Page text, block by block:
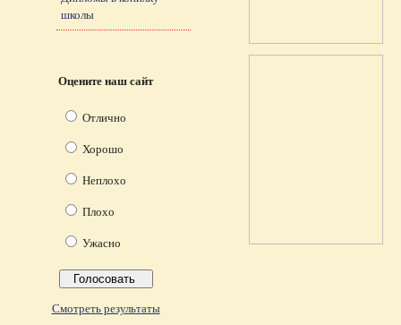
школы
Оцените наш сайт
Отлично
Хорошо
Неплохо
Плохо
Ужасно
Смотреть результаты